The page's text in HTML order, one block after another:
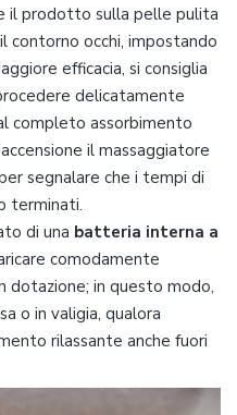
il prodotto sulla pelle pulita
contorno occhi, impostando
efficacia, si consiglia
delicatamente
completo assorbimento
il massaggiatore
segnalare che i tempi di
terminati.
di una batteria interna a
comodamente
dotazione; in questo modo,
o in valigia, qualora
rilassante anche fuori